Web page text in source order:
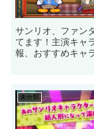
サンリオ、ファン
てます！主演キャ
報、おすすめキャ
未分類